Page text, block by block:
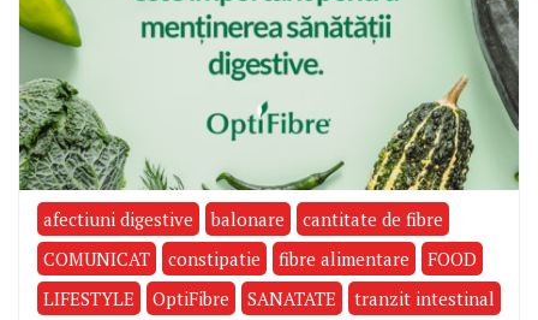
afectiuni digestive balonare
cantitate de fibre
COMUNICAT
constipatie fibre alimentare
FOOD
LIFESTYLE
OptiFibre SANATATE tranzit intestinal